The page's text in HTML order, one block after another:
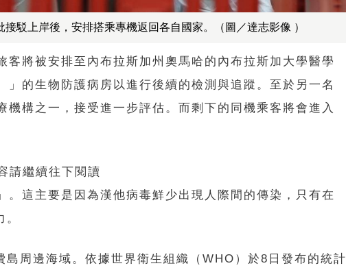
駁上岸後，安排搭乘專機返回各自國家。（圖／達志影像 ）
將被安排至內布拉斯加州奧馬哈的內布拉斯加大學醫學
的生物防護病房以進行後續的檢測與追蹤。至於另一名
構之一，接受進一步評估。而剩下的同機乘客將會進入
請繼續往下閱讀
這主要是因為漢他病毒鮮少出現人際間的傳染，只有在
周邊海域。依據世界衛生組織（WHO）於8日發布的統計